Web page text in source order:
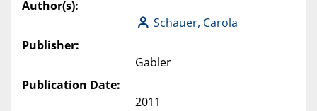
Author(s):
Schauer, Carola
Publisher:
Gabler
Publication Date:
2011